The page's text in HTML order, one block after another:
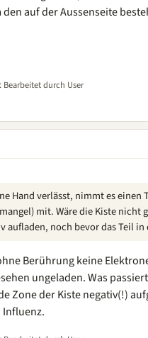
auf der Aussenseite
: Bearbeitet durch User
Hand verlässt, nimmt es einen
mit. Wäre die Kiste nicht
aufladen, noch bevor das Teil in
Berührung keine
ungeladen. Was
Zone der Kiste negativ(!)